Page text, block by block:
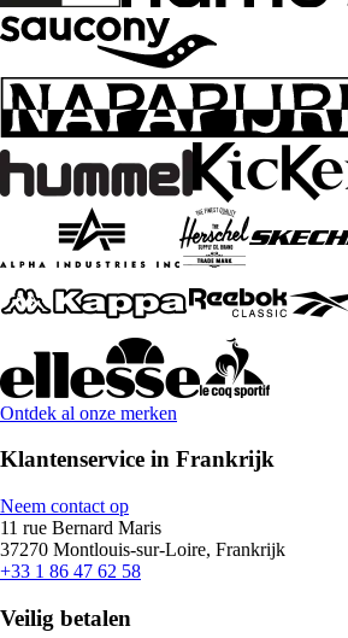
Ontdek al onze merken
Klantenservice in Frankrijk
Neem contact op
11 rue Bernard Maris
37270 Montlouis-sur-Loire, Frankrijk
+33 1 86 47 62 58
Veilig betalen